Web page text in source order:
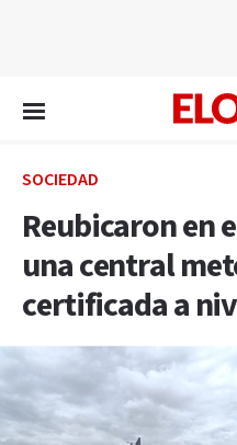
SOCIEDAD
Reubicaron en
una central
certificada a